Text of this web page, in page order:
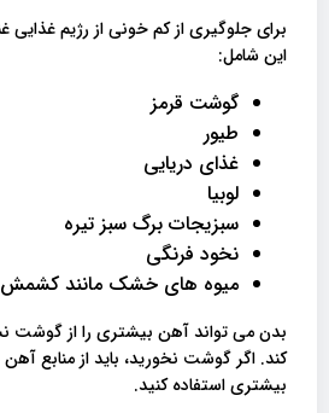
برای جلوگیری از کم خونی از رژیم غذایی
این شامل:
گوشت قرمز
طیور
غذای دریایی
لوبیا
سبزیجات برگ سبز تیره
نخود فرنگی
میوه های خشک مانند کشمش
بدن می تواند آهن بیشتری را از گوشت
کند. اگر گوشت نخورید، باید از منابع
بیشتری استفاده کنید.